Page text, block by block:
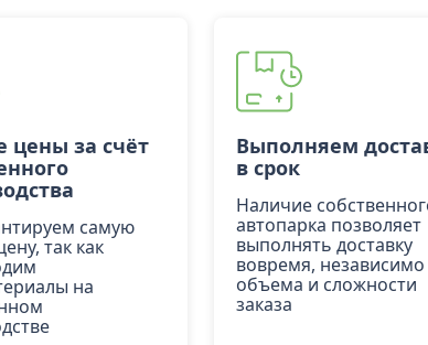
цены за счёт
самую
так как
на
Выполняем
в срок
Наличие
автопарка позволяет
выполнять доставку
вовремя, независимо
объема и сложности
заказа